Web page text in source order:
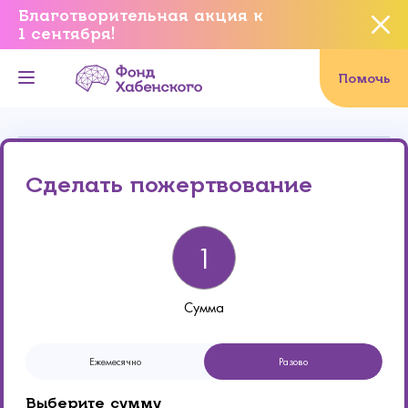
Благотворительная акция к
1 сентября!
Помочь
Сделать пожертвование
Сумма
Ежемесячно Разово
Выберите сумму
Вы уверены, что хотите
завершить данное событие?